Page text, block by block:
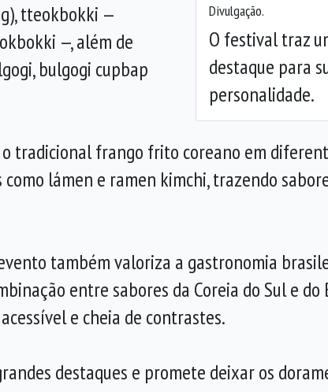
Divulgação.
O festival traz
destaque para
personalidade.
tteokbokki —
—, além de
bulgogi cupbap
tradicional frango frito coreano em
como lámen e ramen kimchi, trazendo
também valoriza a gastronomia
entre sabores da Coreia do Sul e
e cheia de contrastes.
destaques e promete deixar os